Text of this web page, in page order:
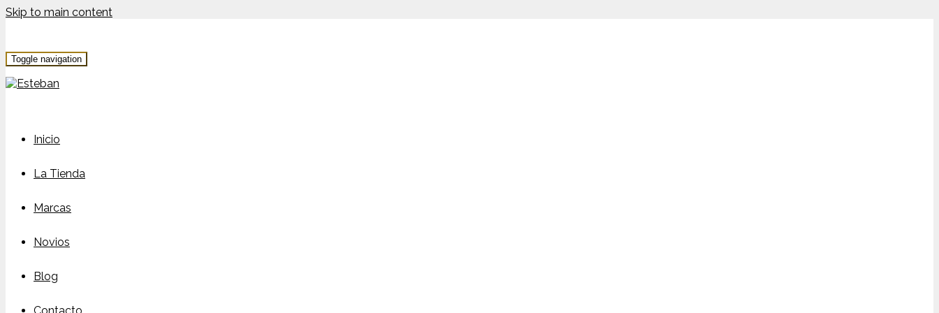
Skip to main content
Toggle navigation
Inicio
La Tienda
Marcas
Novios
Blog